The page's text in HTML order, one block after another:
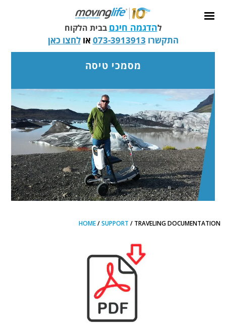
להדגמה חינם בבית הלקוח
התקשרו 073-3913913 או לחצו כאן
מסמכי טיסה
HOME/SUPPORT / TRAVELING DOCUMENTATION